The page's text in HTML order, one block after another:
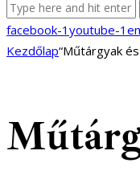
facebook-1 youtube-1
Kezdőlap“Műtárgyak